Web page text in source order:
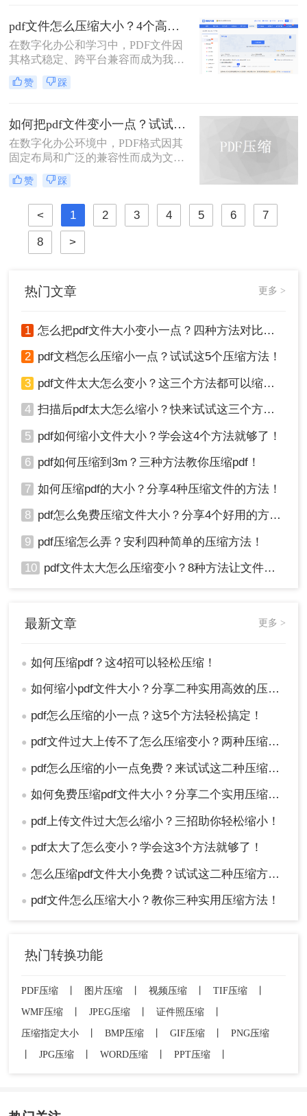
下载耗时、设备存储空间告急。pdf压
缩文件怎么压缩最小，成为许多人迫
切需要的技能。
pdf文件怎么压缩大小？4个高效传输与存储方法详解！
在数字化办公和学习中，PDF文件因
其格式稳定、跨平台兼容而成为我们
日常交流的首选格式。然而，过大的
PDF文件——无论是包含大量高分辨
书，还是设计精美的产品手册——都
会给邮件发送、云端存储和即时传输
带来诸多不便。幸运的是，通过一系
列高效的方法，我们可以显著减小
PDF文件的体积，而无需牺牲过多的
可读性。那么pdf文件怎么压缩大小
呢？本文将深入探讨多种pdf压缩方
法，从在线工具到专业软件，从自动
优化到手动精调，助您轻松驾驭PDF
文件大小。
赞 踩
如何把pdf文件变小一点？试试这两种简单有效的方法压缩大小
在数字化办公环境中，PDF格式因其
固定布局和广泛的兼容性而成为文档
分享的理想选择。然而，当PDF文件
包含大量图像或复杂排版时，其体积
处理带来不便。那么如何把pdf文件变
小一点呢？本文将介绍两种简单有效
的方法来压缩PDF文件大小，帮助您
赞 踩
< 1 2 3 4 5 6 7
8 >
热门文章 更多 >
1 怎么把pdf文件大小变小一点？四种方法对比，一看就懂！
2 pdf文档怎么压缩小一点？试试这5个压缩方法！
3 pdf文件太大怎么变小？这三个方法都可以缩小！
4 扫描后pdf太大怎么缩小？快来试试这三个方法！
5 pdf如何缩小文件大小？学会这4个方法就够了！
6 pdf如何压缩到3m？三种方法教你压缩pdf！
7 如何压缩pdf的大小？分享4种压缩文件的方法！
8 pdf怎么免费压缩文件大小？分享4个好用的方法，简单又快捷！
9 pdf压缩怎么弄？安利四种简单的压缩方法！
10 pdf文件太大怎么压缩变小？8种方法让文件轻松"瘦身"！
最新文章 更多 >
● 如何压缩pdf？这4招可以轻松压缩！
● 如何缩小pdf文件大小？分享二种实用高效的压缩方法！
● pdf怎么压缩的小一点？这5个方法轻松搞定！
● pdf文件过大上传不了怎么压缩变小？两种压缩方法帮你轻松解决！
● pdf怎么压缩的小一点免费？来试试这二种压缩方法！
● 如何免费压缩pdf文件大小？分享二个实用压缩方法！
● pdf上传文件过大怎么缩小？三招助你轻松缩小！
● pdf太大了怎么变小？学会这3个方法就够了！
● 怎么压缩pdf文件大小免费？试试这二种压缩方法！
● pdf文件怎么压缩大小？教你三种实用压缩方法！
热门转换功能
PDF压缩 图片压缩 视频压缩 TIF压缩
WMF压缩
JPEG压缩 证件照压缩
压缩指定大小
BMP压缩 GIF压缩
PNG压缩
丨
JPG压缩 丨 WORD压缩 丨 PPT压缩 丨